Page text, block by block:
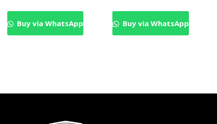
Buy via WhatsApp Buy via WhatsApp